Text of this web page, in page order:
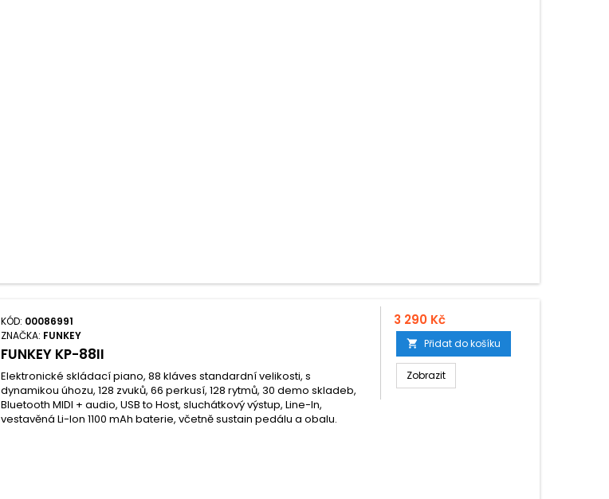
KÓD: 00086991
ZNAČKA: FUNKEY
FUNKEY KP-88II
Elektronické skládací piano, 88 kláves standardní velikosti, s
dynamikou úhozu, 128 zvuků, 66 perkusí, 128 rytmů, 30 demo skladeb,
Bluetooth MIDI + audio, USB to Host, sluchátkový výstup, Line-In,
vestavěná Li-Ion 1100 mAh baterie, včetně sustain pedálu a obalu.
3 290 Kč
 Přidat do košíku
Zobrazit